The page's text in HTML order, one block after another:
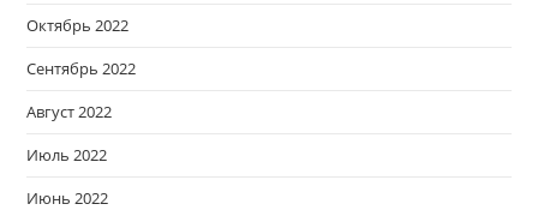
Октябрь 2022
Сентябрь 2022
Август 2022
Июль 2022
Июнь 2022